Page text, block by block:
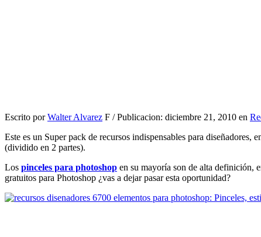
Escrito porWalter Alvarez F / Publicacion: diciembre 21, 2010 en
Este es un Super pack de recursos indispensables para diseñadores,
(dividido en 2 partes).
Los pinceles para photoshop en su mayoría son de alta definición,
gratuitos para Photoshop ¿vas a dejar pasar esta oportunidad?